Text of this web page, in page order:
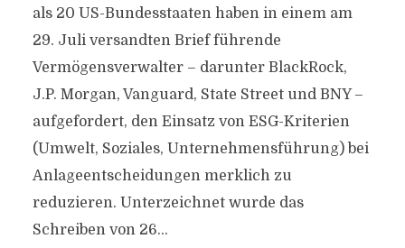
als 20 US-Bundesstaaten haben in einem am
29. Juli versandten Brief führende
Vermögensverwalter – darunter BlackRock,
J.P. Morgan, Vanguard, State Street und BNY –
aufgefordert, den Einsatz von ESG-Kriterien
(Umwelt, Soziales, Unternehmensführung) bei
Anlageentscheidungen merklich zu
reduzieren. Unterzeichnet wurde das
Schreiben von 26...